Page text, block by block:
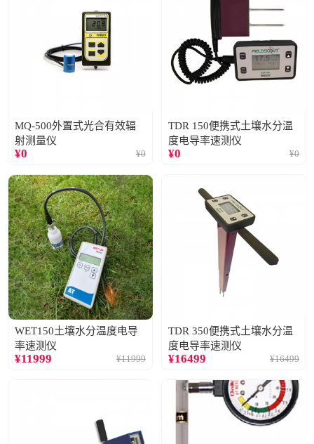
MQ-500外置式光合有效辐
射测量仪
¥0 ¥0
TDR 150便携式土壤水分温
度电导率速测仪
¥0 ¥0
WET150土壤水分温度电导
率速测仪
¥11999 ¥11999
TDR 350便携式土壤水分温
度电导率速测仪
¥16499 ¥16499